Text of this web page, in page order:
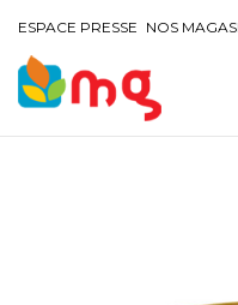
ESPACE PRESSE NOS